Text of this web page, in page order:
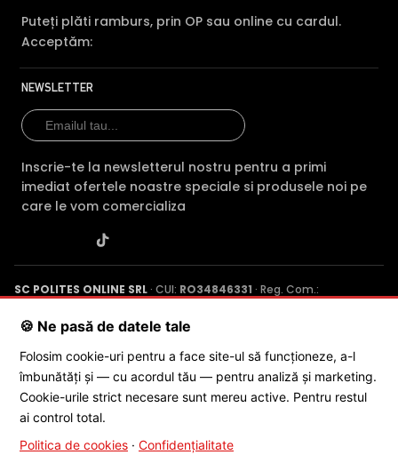
Camera HIKVISION DS-2DE2A404IW-DE3/W C0 S6 are un
filtru IR Mecanic autoretractabil ce filtreaza lumina in
infrarosu pe timpul zilei, pentru a evita anumitele defecte
de afisare a culorilor, iar pe timpul noptii acesta este
imbunatatind vizibilitatea camerei in modul alb/negru.
TRUE WDR (Wide Dinamic Range)
Puteți plăti ramburs, prin OP sau online cu cardul.
Acceptăm:
NEWSLETTER
Inscrie-te la newsletterul nostru pentru a primi
imediat ofertele noastre speciale si produsele noi pe
care le vom comercializa
SC POLITES ONLINE SRL · CUI: RO34846331 · Reg. Com.:
Poenaru, Nr. 1, Craiova, Jud. Dolj ·
© 2026 SC POLITES ONLINE SRL
🍪 Ne pasă de datele tale
Folosim cookie-uri pentru a face site-ul să funcționeze, a-l
îmbunătăți și — cu acordul tău — pentru analiză și marketing.
Cookie-urile strict necesare sunt mereu active. Pentru restul
ai control total.
Politica de cookies · Confidențialitate